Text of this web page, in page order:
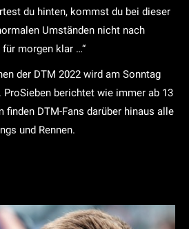
du hinten, kommst du bei dieser
Umständen nicht nach
morgen klar …“
der DTM 2022 wird am Sonntag
ProSieben berichtet wie immer ab 13
finden DTM-Fans darüber hinaus alle
und Rennen.